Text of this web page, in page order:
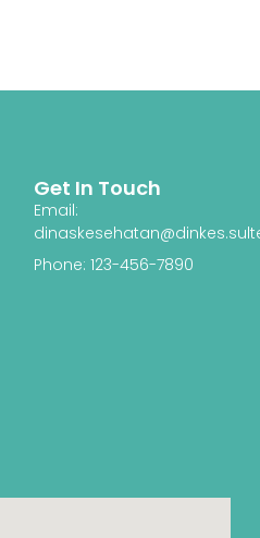
Get In Touch
Email:
Phone: 123-456-7890